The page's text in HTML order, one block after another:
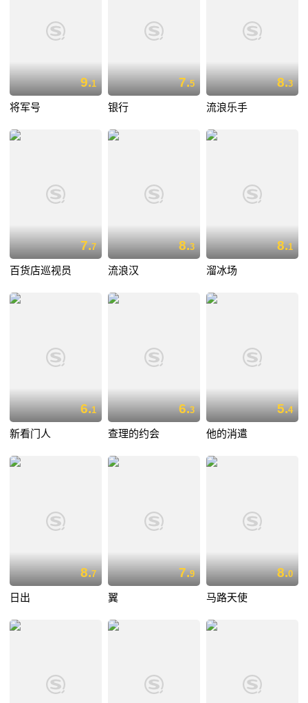
9.1
将军号
7.5
银行
8.3
流浪乐手
7.7
百货店巡视员
8.3
流浪汉
8.1
溜冰场
6.1
新看门人
6.3
查理的约会
5.4
他的消遣
8.7
日出
7.9
翼
8.0
马路天使